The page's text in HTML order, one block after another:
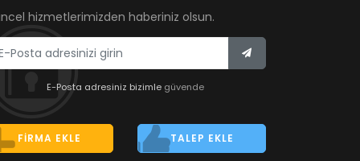
hizmetlerimizden haberiniz olsun.
E-Posta adresiniz bizimle güvende
FIRMA EKLE TALEP EKLE